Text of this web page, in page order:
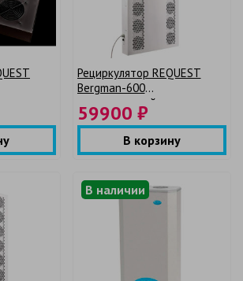
Рециркулятор REQUEST
Bergman-600
промышленный
59900 ₽
В корзину
В наличии